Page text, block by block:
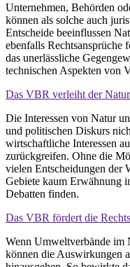
Unternehmen, Behörden
können als solche auch
Entscheide beeinflussen
ebenfalls
das unerlässliche
technischen Aspekten von
Das VBR verleiht der
Die Interessen von Natur
und politischen Diskurs
wirtschaftliche Interessen
zurückgreifen. Ohne die
vielen Entscheidungen der
Gebiete kaum Erwähnung
Debatten finden.
Das VBR fördert die
Wenn Umweltverbände im
können die Auswirkungen